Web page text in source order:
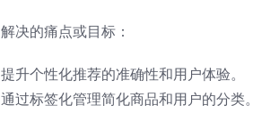
解决的痛点或目标：
提升个性化推荐的准确性和用户体验。
通过标签化管理简化商品和用户的分类。